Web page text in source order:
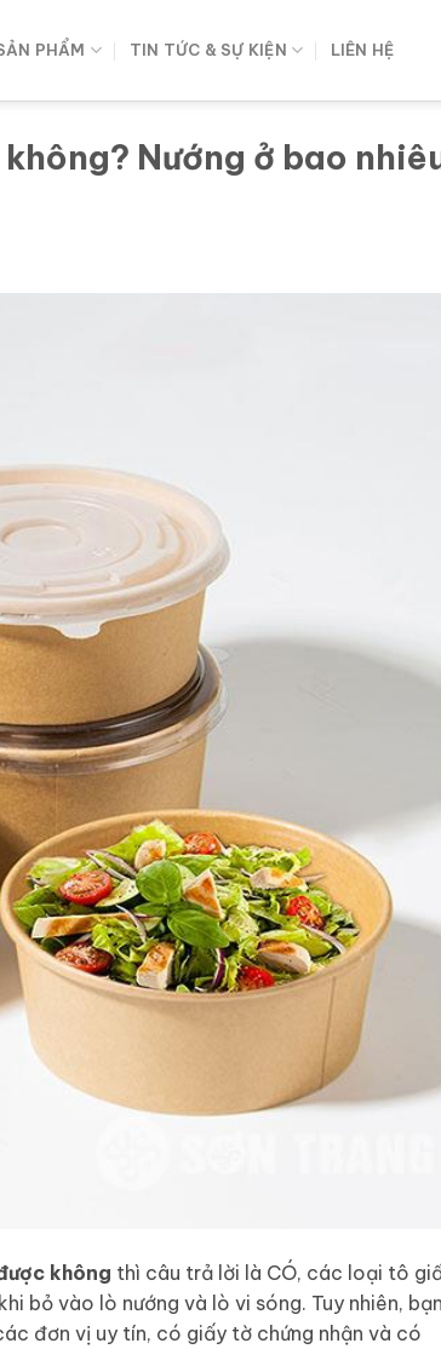
PHẨM TIN TỨC & SỰ KIỆN LIÊN HỆ
Nướng ở bao
không thì câu trả lời là CÓ, các loại tô
bỏ vào lò nướng và lò vi sóng. Tuy nhiên, bạn
đơn vị uy tín, có giấy tờ chứng nhận và có